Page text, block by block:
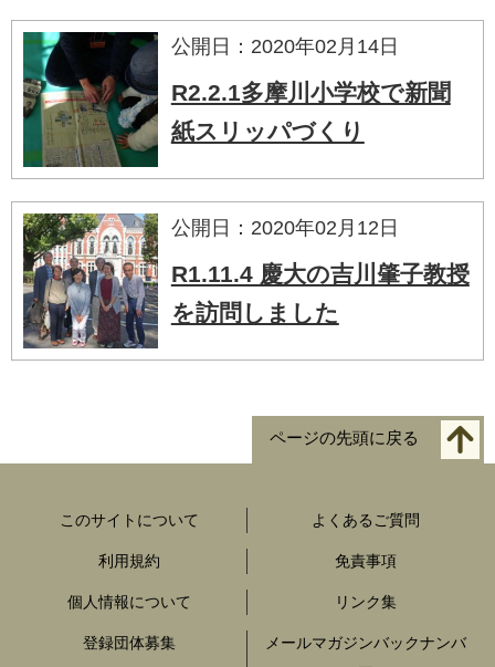
公開日：2020年02月14日
R2.2.1多摩川小学校で新聞
紙スリッパづくり
公開日：2020年02月12日
R1.11.4 慶大の吉川肇子教授
を訪問しました
ページの先頭に戻る
このサイトについて よくあるご質問
利用規約 免責事項
個人情報について リンク集
登録団体募集
メールマガジンバックナンバ